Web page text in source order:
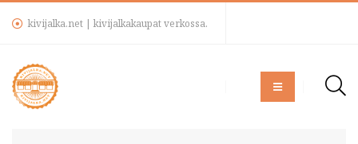
kivijalka.net | kivijalkakaupat verkossa.